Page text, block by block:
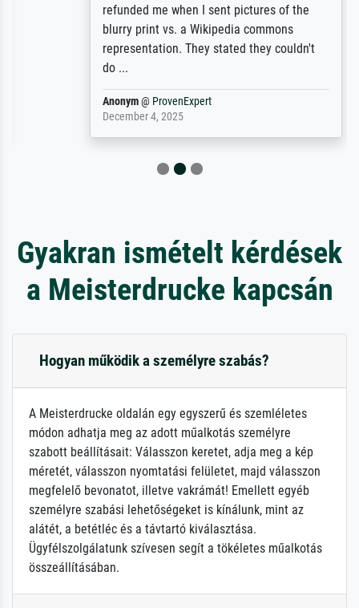
refunded me when I sent pictures of the
blurry print vs. a Wikipedia commons
representation. They stated they couldn't
@ProvenExpert
December 4, 2025
Gyakran ismételt kérdések
a Meisterdrucke kapcsán
Hogyan működik a személyre szabás?
A Meisterdrucke oldalán egy egyszerű és szemléletes
módon adhatja meg az adott műalkotás személyre
szabott beállításait: Válasszon keretet, adja meg a kép
méretét, válasszon nyomtatási felületet, majd válasszon
megfelelő bevonatot, illetve vakrámát! Emellett egyéb
személyre szabási lehetőségeket is kínálunk, mint az
alátét, a betétléc és a távtartó kiválasztása.
Ügyfélszolgálatunk szívesen segít a tökéletes műalkotás
összeállításában.